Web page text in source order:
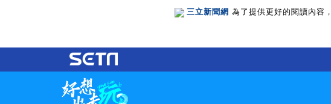
三立新聞網 為了提供更好的閱讀內容